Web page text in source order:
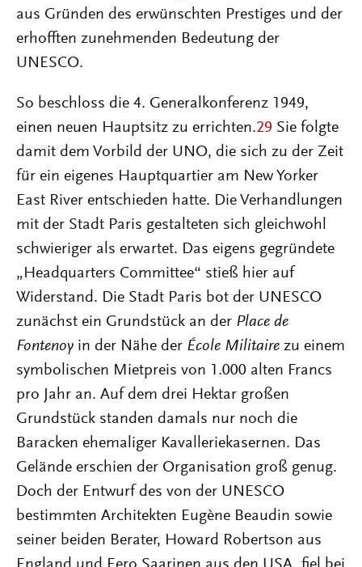
aus Gründen des erwünschten Prestiges und der
erhofften zunehmenden Bedeutung der
UNESCO.
So beschloss die 4. Generalkonferenz 1949,
einen neuen Hauptsitz zu errichten.29 Sie folgte
damit dem Vorbild der UNO, die sich zu der Zeit
für ein eigenes Hauptquartier am New Yorker
East River entschieden hatte. Die Verhandlungen
mit der Stadt Paris gestalteten sich gleichwohl
schwieriger als erwartet. Das eigens gegründete
„Headquarters Committee“ stieß hier auf
Widerstand. Die Stadt Paris bot der UNESCO
zunächst ein Grundstück an der Place de
Fontenoy in der Nähe der École Militaire zu einem
symbolischen Mietpreis von 1.000 alten Francs
pro Jahr an. Auf dem drei Hektar großen
Grundstück standen damals nur noch die
Baracken ehemaliger Kavalleriekasernen. Das
Gelände erschien der Organisation groß genug.
Doch der Entwurf des von der UNESCO
bestimmten Architekten Eugène Beaudin sowie
seiner beiden Berater, Howard Robertson aus